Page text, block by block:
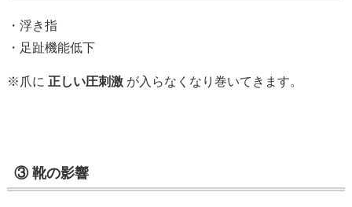
・浮き指
・足趾機能低下
※爪に 正しい圧刺激が入らなくなり巻いてきます。
③ 靴の影響